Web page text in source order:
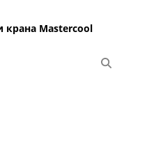
крана Mastercool